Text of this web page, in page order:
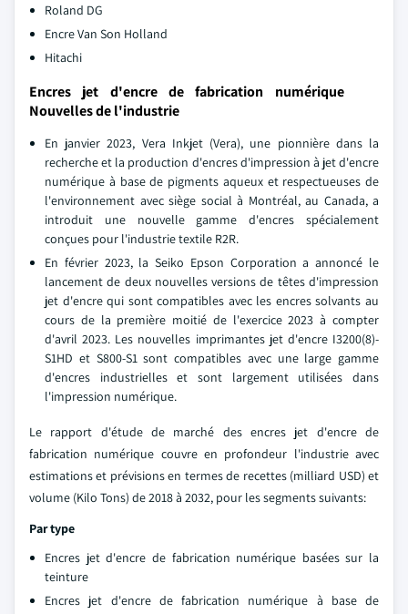
Roland DG
Encre Van Son Holland
Hitachi
Encres jet d'encre de fabrication numérique
Nouvelles de l'industrie
En janvier 2023, Vera Inkjet (Vera), une pionnière dans la
recherche et la production d'encres d'impression à jet d'encre
numérique à base de pigments aqueux et respectueuses de
l'environnement avec siège social à Montréal, au Canada, a
introduit une nouvelle gamme d'encres spécialement
conçues pour l'industrie textile R2R.
En février 2023, la Seiko Epson Corporation a annoncé le
lancement de deux nouvelles versions de têtes d'impression
jet d'encre qui sont compatibles avec les encres solvants au
cours de la première moitié de l'exercice 2023 à compter
d'avril 2023. Les nouvelles imprimantes jet d'encre I3200(8)-
S1HD et S800-S1 sont compatibles avec une large gamme
d'encres industrielles et sont largement utilisées dans
l'impression numérique.
Le rapport d'étude de marché des encres jet d'encre de
fabrication numérique couvre en profondeur l'industrie avec
estimations et prévisions en termes de recettes (milliard USD) et
volume (Kilo Tons) de 2018 à 2032, pour les segments suivants:
Par type
Encres jet d'encre de fabrication numérique basées sur la
teinture
Encres jet d'encre de fabrication numérique à base de